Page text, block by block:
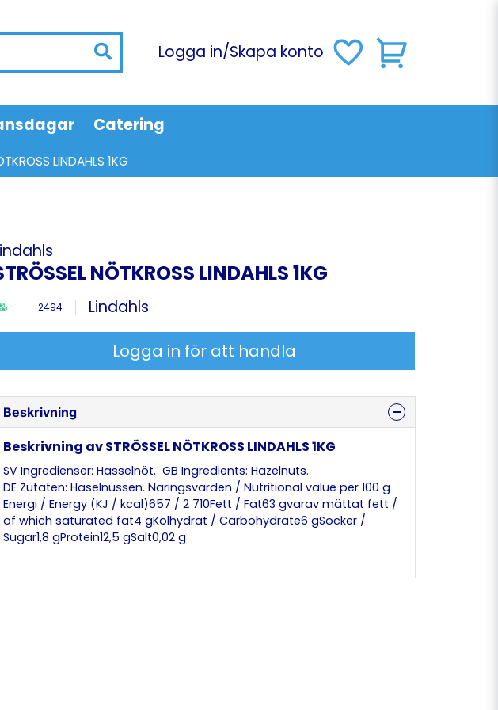
Logga in/Skapa konto
Catering
LINDAHLS 1KG
NÖTKROSS LINDAHLS 1KG
2494 Lindahls
Logga in för att handla
Beskrivning
Beskrivning av STRÖSSEL NÖTKROSS LINDAHLS 1KG
SV Ingredienser: Hasselnöt. GB Ingredients: Hazelnuts.
DE Zutaten: Haselnussen. Näringsvärden / Nutritional value per 100 g
Energi / Energy (KJ / kcal)657 / 2 710Fett / Fat63 gvarav mättat fett /
of which saturated fat4 gKolhydrat / Carbohydrate6 gSocker /
Sugar1,8 gProtein12,5 gSalt0,02 g